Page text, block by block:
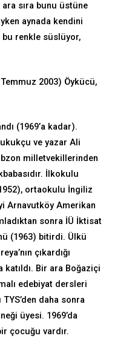
ara sıra bunu üstüne
aynada kendini
bu renkle süslüyor,
2003) Öykücü,
(1969’a kadar).
ve yazar Ali
milletvekillerinden
İlkokulu
ortaokulu İngiliz
Arnavutköy Amerikan
sonra İÜ İktisat
(1963) bitirdi. Ülkü
çıkardığı
katıldı. Bir ara Boğaziçi
edebiyat dersleri
daha sonra
üyesi. 1969’da
çocuğu vardır.